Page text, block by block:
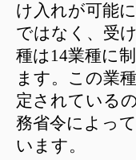
け入れが可能
ではなく、受
種は14業種に
ます。この業
定されている
務省令によっ
います。